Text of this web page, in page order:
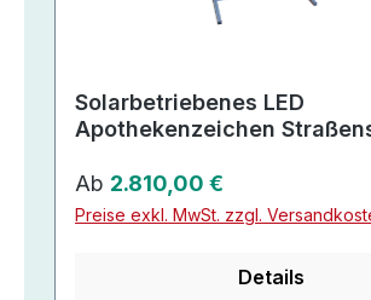
Solarbetriebenes LED
Apothekenzeichen
Regulärer Preis:
Ab 2.810,00 €
Preise exkl. MwSt. zzgl.
Details